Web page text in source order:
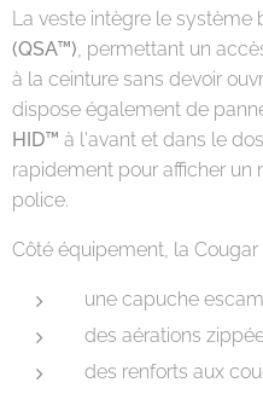
La veste intègre le système
(QSA™), permettant un
à la ceinture sans devoir
dispose également de
HID™ à l'avant et dans le
rapidement pour afficher
police.
Côté équipement, la
une capuche
des aérations
des renforts aux